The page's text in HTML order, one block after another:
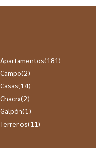
Apartamentos(181)
Campo(2)
Casas(14)
Chacra(2)
Galpón(1)
Terrenos(11)